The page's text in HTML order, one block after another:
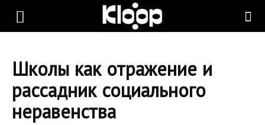
KLOOP.KG
Новости
Школы как отражение и
рассадник социального
неравенства